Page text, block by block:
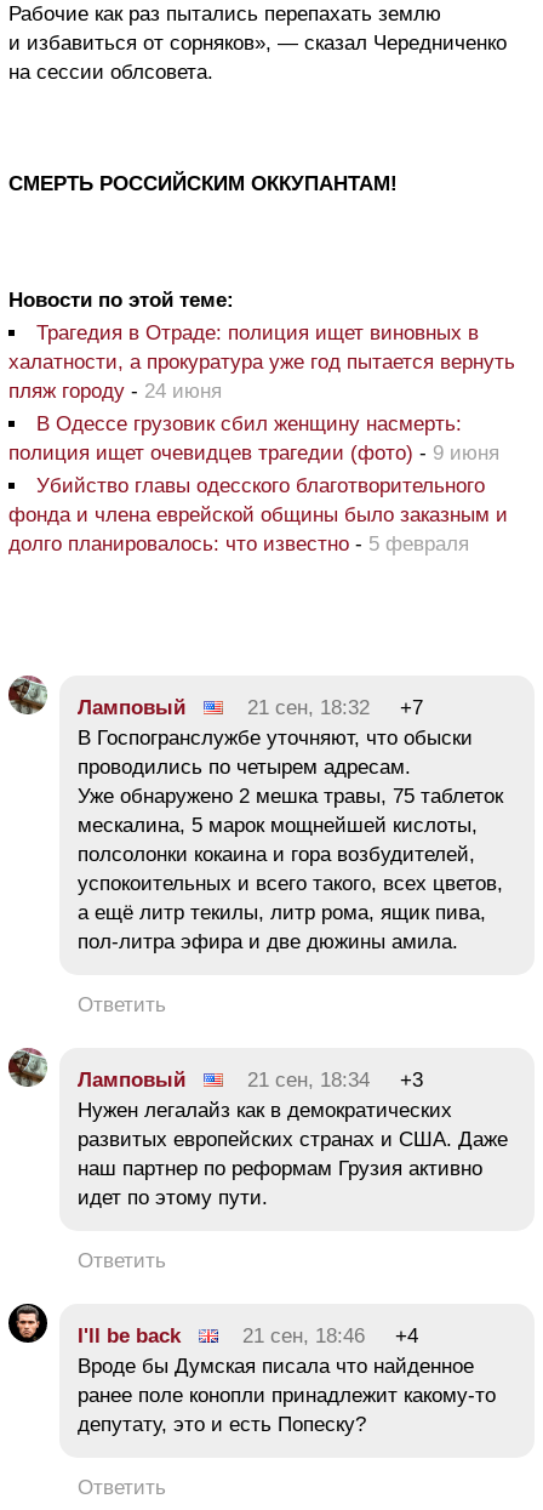
Рабочие как раз пытались перепахать землю
и избавиться от сорняков», — сказал Чередниченко
на сессии облсовета.
СМЕРТЬ РОССИЙСКИМ ОККУПАНТАМ!
Новости по этой теме:
Трагедия в Отраде: полиция ищет виновных в
халатности, а прокуратура уже год пытается вернуть
пляж городу - 24 июня
В Одессе грузовик сбил женщину насмерть:
полиция ищет очевидцев трагедии (фото) - 9 июня
Убийство главы одесского благотворительного
фонда и члена еврейской общины было заказным и
долго планировалось: что известно - 5 февраля
Ламповый 21 сен, 18:32
+7
В Госпогранслужбе уточняют, что обыски
проводились по четырем адресам.
Уже обнаружено 2 мешка травы, 75 таблеток
мескалина, 5 марок мощнейшей кислоты,
полсолонки кокаина и гора возбудителей,
успокоительных и всего такого, всех цветов,
а ещё литр текилы, литр рома, ящик пива,
пол-литра эфира и две дюжины амила.
Ответить
Ламповый 21 сен, 18:34
+3
Нужен легалайз как в демократических
развитых европейских странах и США. Даже
наш партнер по реформам Грузия активно
идет по этому пути.
Ответить
I'll be back 21 сен, 18:46
+4
Вроде бы Думская писала что найденное
ранее поле конопли принадлежит какому-то
депутату, это и есть Попеску?
Ответить